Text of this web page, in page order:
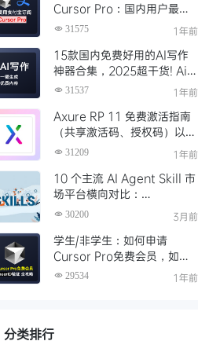
Cursor Pro：国内用户最全
开通教程（附取消自动扣费）
31575 1年前
15款国内免费好用的AI写作
神器合集，2025超干货! Ai
写作工具推荐，支持论文长文
31537 1年前
Axure RP 11 免费激活指南
（共享激活码、授权码）以及
永久激活方法分享
31209 1年前
10 个主流 AI Agent Skill 市
场平台横向对比：
Clawhub、Skillsmp、
30200 3月前
学生/非学生：如何申请
Cursor Pro免费会员，如何
通过SheerID验证快速激活全
29534 1年前
分类排行